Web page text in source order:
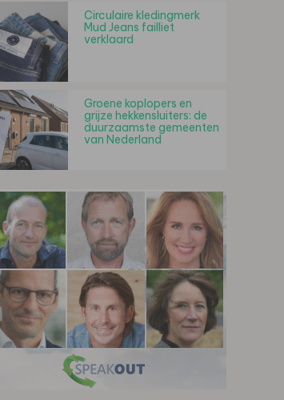
Circulaire kledingmerk
Mud Jeans failliet
verklaard
Groene koplopers en
grijze hekkensluiters: de
duurzaamste gemeenten
van Nederland